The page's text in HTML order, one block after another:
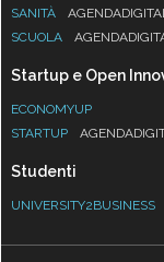
SANITÀ
SCUOLA
Startup e Open
ECONOMYUP
STARTUP
Studenti
UNIVERSITY2BUSINESS